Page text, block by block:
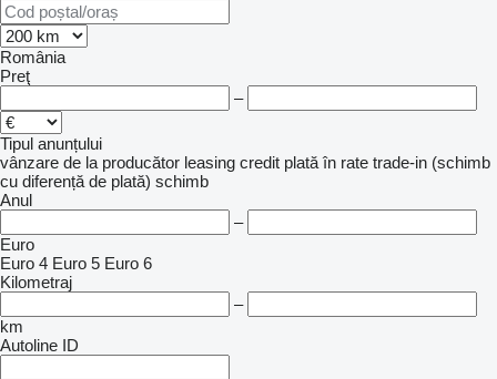
România
Preţ
–
Tipul anunțului
vânzare de la producător leasing credit plată în rate trade-in (schimb
cu diferență de plată) schimb
Anul
–
Euro
Euro 4 Euro 5 Euro 6
Kilometraj
–
km
Autoline ID